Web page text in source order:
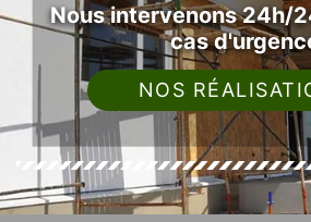
Nous intervenons 24h/
cas
NOS